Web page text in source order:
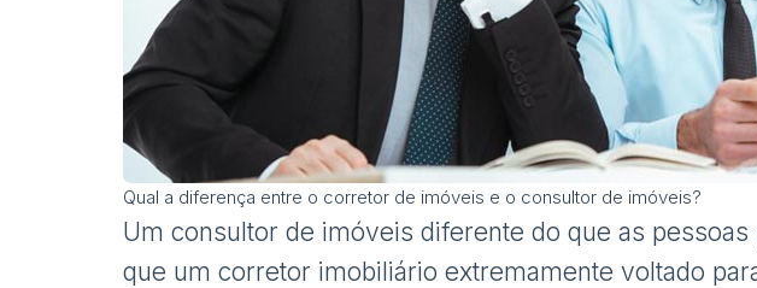
Qual a diferença entre o corretor de imóveis e o consultor de imóveis?
Um consultor de imóveis diferente do que as pessoas
que um corretor imobiliário extremamente voltado